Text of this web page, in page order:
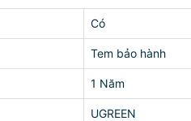
Có
Tem bảo hành
1 Năm
UGREEN